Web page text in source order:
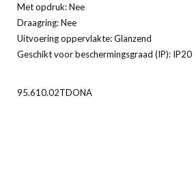
Met opdruk: Nee
Draagring: Nee
Uitvoering oppervlakte: Glanzend
Geschikt voor beschermingsgraad (IP): IP20
95.610.02TDONA